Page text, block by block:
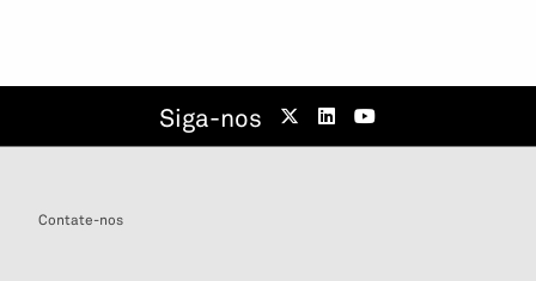
Siga-nos
Contate-nos